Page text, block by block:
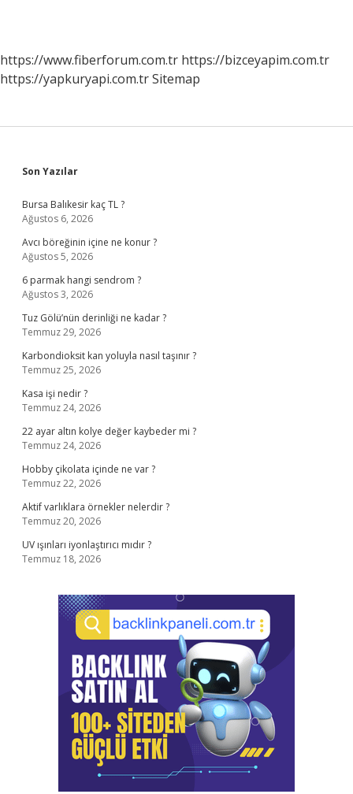
https://www.fiberforum.com.tr https://bizceyapim.com.tr
https://yapkuryapi.com.trSitemap
Sidebar
Son Yazılar
Bursa Balıkesir kaç TL ?
Ağustos 6, 2026
Avcı böreğinin içine ne konur ?
Ağustos 5, 2026
6 parmak hangi sendrom ?
Ağustos 3, 2026
Tuz Gölü’nün derinliği ne kadar ?
Temmuz 29, 2026
Karbondioksit kan yoluyla nasıl taşınır ?
Temmuz 25, 2026
Kasa işi nedir ?
Temmuz 24, 2026
22 ayar altın kolye değer kaybeder mi ?
Temmuz 24, 2026
Hobby çikolata içinde ne var ?
Temmuz 22, 2026
Aktif varlıklara örnekler nelerdir ?
Temmuz 20, 2026
UV ışınları iyonlaştırıcı mıdır ?
Temmuz 18, 2026